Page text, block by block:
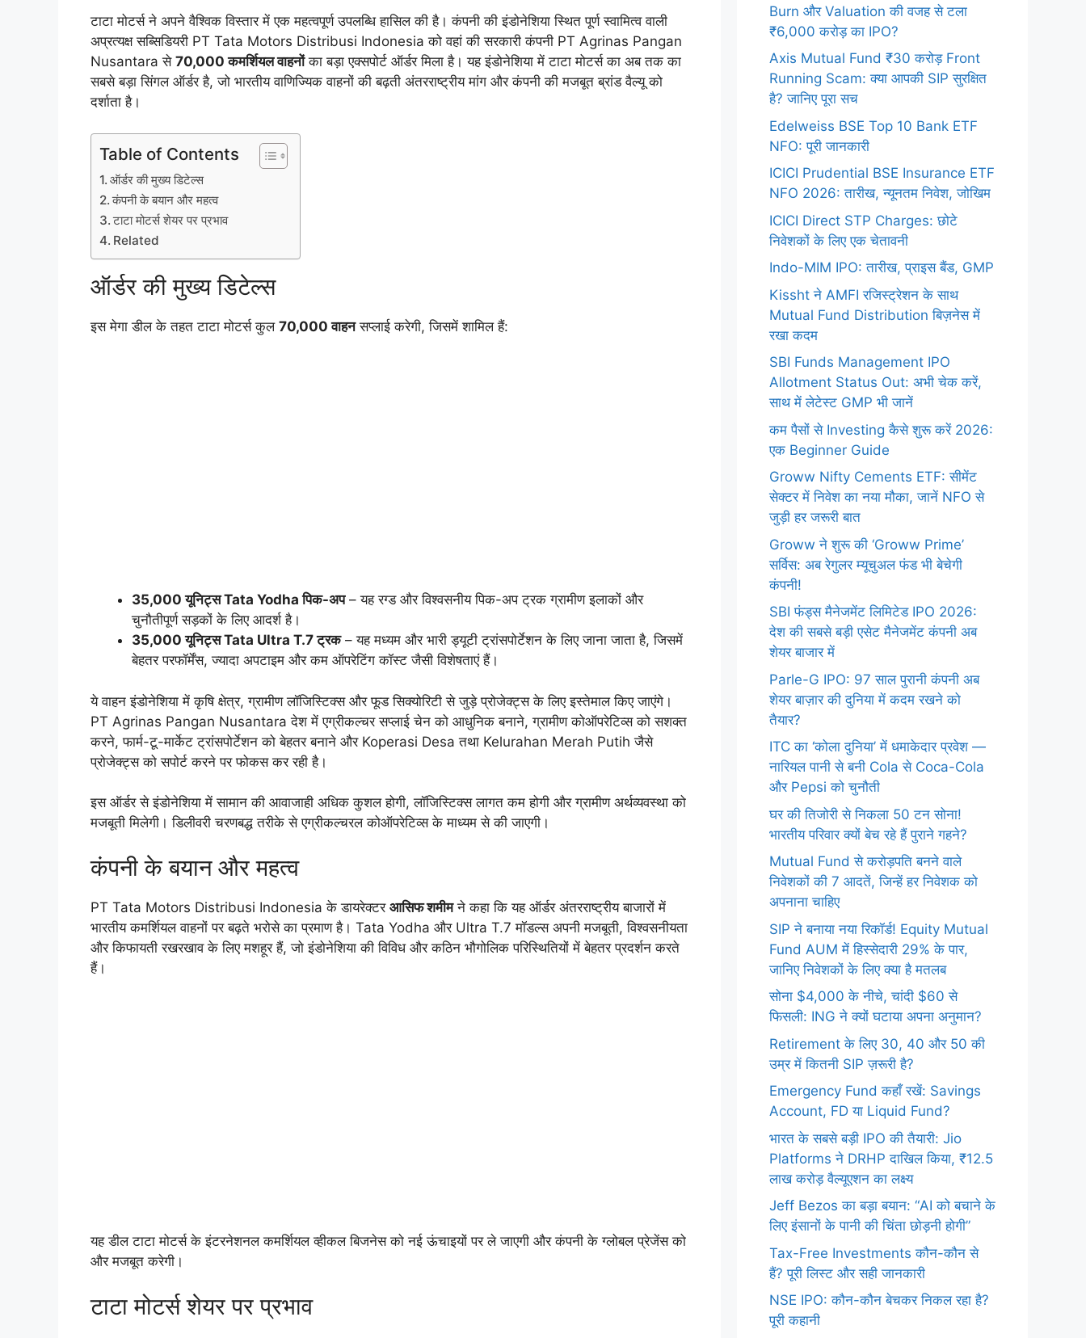
टाटा मोटर्स ने अपने वैश्विक विस्तार में एक महत्वपूर्ण उपलब्धि हासिल की है। कंपनी की इंडोनेशिया स्थित पूर्ण स्वामित्व वाली
अप्रत्यक्ष सब्सिडियरी PT Tata Motors Distribusi Indonesia को वहां की सरकारी कंपनी PT Agrinas Pangan
Nusantara से 70,000 कमर्शियल वाहनोंका बड़ा एक्सपोर्ट ऑर्डर मिला है। यह इंडोनेशिया में टाटा मोटर्स का अब तक का
सबसे बड़ा सिंगल ऑर्डर है, जो भारतीय वाणिज्यिक वाहनों की बढ़ती अंतरराष्ट्रीय मांग और कंपनी की मजबूत ब्रांड वैल्यू को
दर्शाता है।
Table of Contents
ऑर्डर की मुख्य डिटेल्स
कंपनी के बयान और महत्व
टाटा मोटर्स शेयर पर प्रभाव
Related
ऑर्डर की मुख्य डिटेल्स
इस मेगा डील के तहत टाटा मोटर्स कुल 70,000 वाहनसप्लाई करेगी, जिसमें शामिल हैं:
35,000 यूनिट्स Tata Yodha पिक-अप– यह रग्ड और विश्वसनीय पिक-अप ट्रक ग्रामीण इलाकों और
चुनौतीपूर्ण सड़कों के लिए आदर्श है।
35,000 यूनिट्स Tata Ultra T.7 ट्रक– यह मध्यम और भारी ड्यूटी ट्रांसपोर्टेशन के लिए जाना जाता है, जिसमें
बेहतर परफॉर्मेंस, ज्यादा अपटाइम और कम ऑपरेटिंग कॉस्ट जैसी विशेषताएं हैं।
ये वाहन इंडोनेशिया में कृषि क्षेत्र, ग्रामीण लॉजिस्टिक्स और फूड सिक्योरिटी से जुड़े प्रोजेक्ट्स के लिए इस्तेमाल किए जाएंगे।
PT Agrinas Pangan Nusantara देश में एग्रीकल्चर सप्लाई चेन को आधुनिक बनाने, ग्रामीण कोऑपरेटिव्स को सशक्त
करने, फार्म-टू-मार्केट ट्रांसपोर्टेशन को बेहतर बनाने और Koperasi Desa तथा Kelurahan Merah Putih जैसे
प्रोजेक्ट्स को सपोर्ट करने पर फोकस कर रही है।
इस ऑर्डर से इंडोनेशिया में सामान की आवाजाही अधिक कुशल होगी, लॉजिस्टिक्स लागत कम होगी और ग्रामीण अर्थव्यवस्था को
मजबूती मिलेगी। डिलीवरी चरणबद्ध तरीके से एग्रीकल्चरल कोऑपरेटिव्स के माध्यम से की जाएगी।
कंपनी के बयान और महत्व
PT Tata Motors Distribusi Indonesia के डायरेक्टर आसिफ शमीमने कहा कि यह ऑर्डर अंतरराष्ट्रीय बाजारों में
भारतीय कमर्शियल वाहनों पर बढ़ते भरोसे का प्रमाण है। Tata Yodha और Ultra T.7 मॉडल्स अपनी मजबूती, विश्वसनीयता
और किफायती रखरखाव के लिए मशहूर हैं, जो इंडोनेशिया की विविध और कठिन भौगोलिक परिस्थितियों में बेहतर प्रदर्शन करते
हैं।
यह डील टाटा मोटर्स के इंटरनेशनल कमर्शियल व्हीकल बिजनेस को नई ऊंचाइयों पर ले जाएगी और कंपनी के ग्लोबल प्रेजेंस को
और मजबूत करेगी।
टाटा मोटर्स शेयर पर प्रभाव
Burn और Valuation की वजह से टला
₹6,000 करोड़ का IPO?
Axis Mutual Fund ₹30 करोड़ Front
Running Scam: क्या आपकी SIP सुरक्षित
है? जानिए पूरा सच
Edelweiss BSE Top 10 Bank ETF
NFO: पूरी जानकारी
ICICI Prudential BSE Insurance ETF
NFO 2026: तारीख, न्यूनतम निवेश, जोखिम
ICICI Direct STP Charges: छोटे
निवेशकों के लिए एक चेतावनी
Indo-MIM IPO: तारीख, प्राइस बैंड, GMP
Kissht ने AMFI रजिस्ट्रेशन के साथ
Mutual Fund Distribution बिज़नेस में
रखा कदम
SBI Funds Management IPO
Allotment Status Out: अभी चेक करें,
साथ में लेटेस्ट GMP भी जानें
कम पैसों से Investing कैसे शुरू करें 2026:
एक Beginner Guide
Groww Nifty Cements ETF: सीमेंट
सेक्टर में निवेश का नया मौका, जानें NFO से
जुड़ी हर जरूरी बात
Groww ने शुरू की ‘Groww Prime’
सर्विस: अब रेगुलर म्यूचुअल फंड भी बेचेगी
कंपनी!
SBI फंड्स मैनेजमेंट लिमिटेड IPO 2026:
देश की सबसे बड़ी एसेट मैनेजमेंट कंपनी अब
शेयर बाजार में
Parle-G IPO: 97 साल पुरानी कंपनी अब
शेयर बाज़ार की दुनिया में कदम रखने को
तैयार?
ITC का ‘कोला दुनिया’ में धमाकेदार प्रवेश —
नारियल पानी से बनी Cola से Coca-Cola
और Pepsi को चुनौती
घर की तिजोरी से निकला 50 टन सोना!
भारतीय परिवार क्यों बेच रहे हैं पुराने गहने?
Mutual Fund से करोड़पति बनने वाले
निवेशकों की 7 आदतें, जिन्हें हर निवेशक को
अपनाना चाहिए
SIP ने बनाया नया रिकॉर्ड! Equity Mutual
Fund AUM में हिस्सेदारी 29% के पार,
जानिए निवेशकों के लिए क्या है मतलब
सोना $4,000 के नीचे, चांदी $60 से
फिसली: ING ने क्यों घटाया अपना अनुमान?
Retirement के लिए 30, 40 और 50 की
उम्र में कितनी SIP ज़रूरी है?
Emergency Fund कहाँ रखें: Savings
Account, FD या Liquid Fund?
भारत के सबसे बड़ी IPO की तैयारी: Jio
Platforms ने DRHP दाखिल किया, ₹12.5
लाख करोड़ वैल्यूएशन का लक्ष्य
Jeff Bezos का बड़ा बयान: “AI को बचाने के
लिए इंसानों के पानी की चिंता छोड़नी होगी”
Tax-Free Investments कौन-कौन से
हैं? पूरी लिस्ट और सही जानकारी
NSE IPO: कौन-कौन बेचकर निकल रहा है?
पूरी कहानी